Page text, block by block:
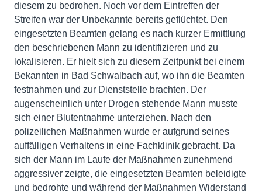
diesem zu bedrohen. Noch vor dem Eintreffen der
Streifen war der Unbekannte bereits geflüchtet. Den
eingesetzten Beamten gelang es nach kurzer Ermittlung
den beschriebenen Mann zu identifizieren und zu
lokalisieren. Er hielt sich zu diesem Zeitpunkt bei einem
Bekannten in Bad Schwalbach auf, wo ihn die Beamten
festnahmen und zur Dienststelle brachten. Der
augenscheinlich unter Drogen stehende Mann musste
sich einer Blutentnahme unterziehen. Nach den
polizeilichen Maßnahmen wurde er aufgrund seines
auffälligen Verhaltens in eine Fachklinik gebracht. Da
sich der Mann im Laufe der Maßnahmen zunehmend
aggressiver zeigte, die eingesetzten Beamten beleidigte
und bedrohte und während der Maßnahmen Widerstand